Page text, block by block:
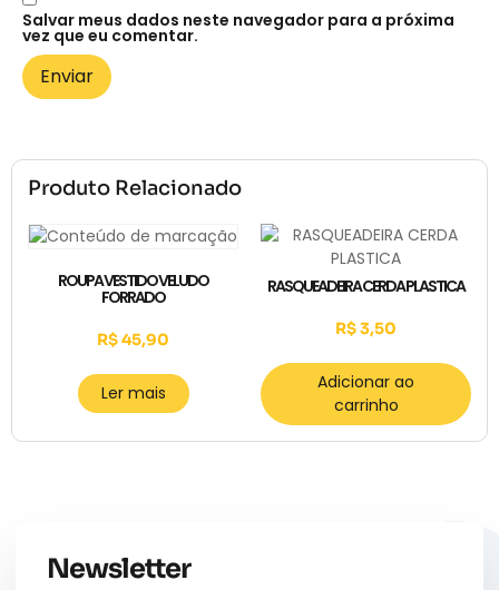
Produto Relacionado
ROUPA VESTIDO VELUDO
FORRADO
R$45,90
Ler mais
RASQUEADEIRA CERDA PLASTICA
R$3,50
Adicionar ao
carrinho
Salvar meus dados neste navegador para a próxima
vez que eu comentar.
Newsletter